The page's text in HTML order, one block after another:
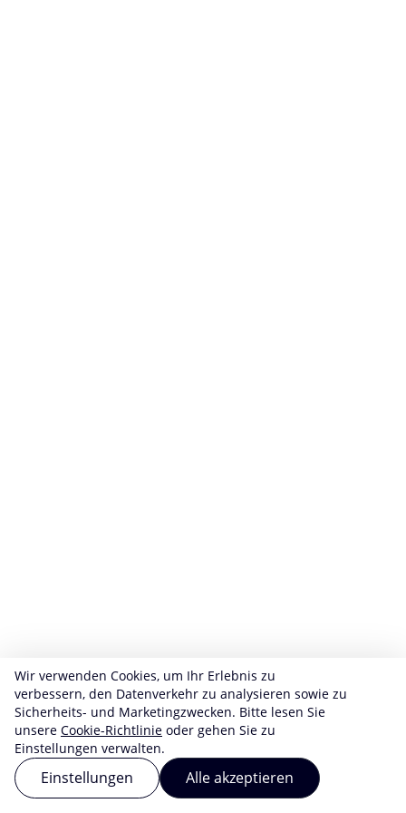
Wir verwenden Cookies, um Ihr Erlebnis zu
verbessern, den Datenverkehr zu analysieren sowie zu
Sicherheits- und Marketingzwecken. Bitte lesen Sie
unsere Cookie-Richtlinie oder gehen Sie zu
Einstellungen verwalten.
Einstellungen Alle akzeptieren